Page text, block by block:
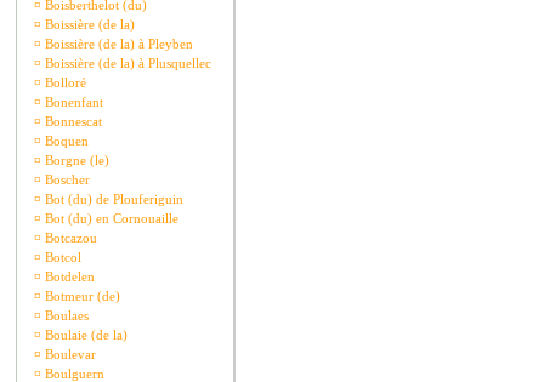
¤ Boisberthelot (du)
¤ Boissière (de la)
¤ Boissière (de la) à Pleyben
¤ Boissière (de la) à Plusquellec
¤ Bolloré
¤ Bonenfant
¤ Bonnescat
¤ Boquen
¤ Borgne (le)
¤ Boscher
¤ Bot (du) de Plouferiguin
¤ Bot (du) en Cornouaille
¤ Botcazou
¤ Botcol
¤ Botdelen
¤ Botmeur (de)
¤ Boulaes
¤ Boulaie (de la)
¤ Boulevar
¤ Boulguern